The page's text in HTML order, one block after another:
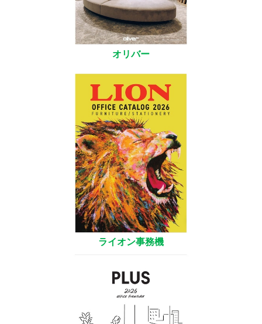
オリバー
ライオン事務機